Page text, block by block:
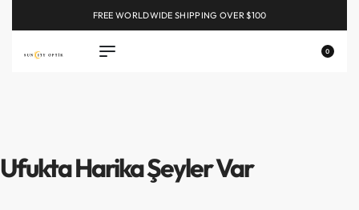
FREE WORLDWIDE SHIPPING OVER $100
0
Ufukta Harika Şeyler Var